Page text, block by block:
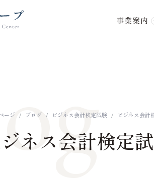
事業案内
ージ ブログ ビジネス会計検定試験 ビジネス会計
ジネス会計検定